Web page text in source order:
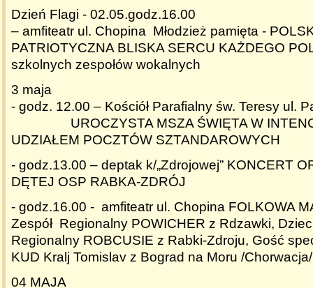
Dzień Flagi - 02.05.godz.16.00
– amfiteatr ul. Chopina Młodzież pamięta -
PATRIOTYCZNA BLISKA SERCU KAŻDEGO
szkolnych zespołów wokalnych
3 maja
- godz. 12.00 – Kościół Parafialny św. Teresy ul.
UROCZYSTA MSZA ŚWIĘTA W
UDZIAŁEM POCZTÓW SZTANDAROWYCH
- godz.13.00 – deptak k/„Zdrojowej” KONCERT
DĘTEJ OSP RABKA-ZDRÓJ
- godz.16.00 - amfiteatr ul. Chopina FOLKOWA
Zespół Regionalny POWICHER z Rdzawki,
Regionalny ROBCUSIE z Rabki-Zdroju, Gość
KUD Kralj Tomislav z Bograd na Moru /Chorwacja/
04 MAJA